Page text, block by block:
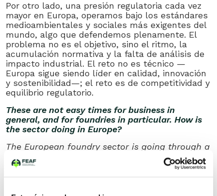
Por otro lado, una presión regulatoria cada vez
mayor en Europa, operamos bajo los estándares
medioambientales y sociales más exigentes del
mundo, algo que defendemos plenamente. El
problema no es el objetivo, sino el ritmo, la
acumulación normativa y la falta de análisis de
impacto industrial. El reto no es técnico —
Europa sigue siendo líder en calidad, innovación
y sostenibilidad—; el reto es de competitividad y
equilibrio regulatorio.
These are not easy times for business in
general, and for foundries in particular. How is
the sector doing in Europe?
The European foundry sector is going through a
particularly demanding period. We are emerging
from an unprecedented energy crisis, which
directly affected an energy-intensive industry